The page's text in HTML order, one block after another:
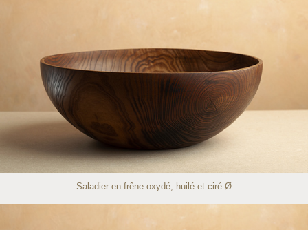
Saladier en frêne oxydé, huilé et ciré Ø